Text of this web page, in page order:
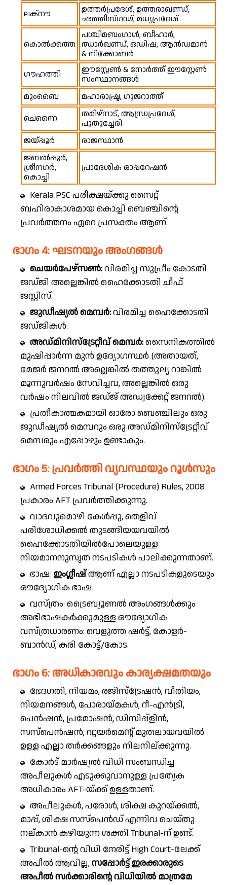
ലക്നൗ
ഉത്തർപ്രദേശ്, ഉത്തരാഖണ്ഡ്,
ഛത്തീസ്ഗഢ്, മധ്യപ്രദേശ്
കൊൽക്കത്ത
പശ്ചിമബംഗാൾ, ബീഹാർ,
ഝാർഖണ്ഡ്, ഒഡിഷ, ആൻഡമാൻ
& നിക്കോബർ
ഗൗഹത്തി
ഈസ്റ്റേൺ & നോർത്ത് ഈസ്റ്റേൺ
സംസ്ഥാനങ്ങൾ
മുംബൈ
മഹാരാഷ്ട്ര, ഗുജറാത്ത്
ചെന്നൈ
തമിഴ്നാട്, ആന്ധ്രപ്രദേശ്,
പുതുച്ചേരി
ജയ്പ്പൂർ
രാജസ്ഥാൻ
ജബൽപ്പൂർ,
ശ്രീനഗർ,
കൊച്ചി
പ്രാദേശിക ഓപ്പറേഷൻ
Kerala PSC പരീക്ഷയ്ക്കു സൈറ്റ്
ബഹിരാകാശമായ കൊച്ചി ബെഞ്ചിന്റെ
പ്രവർത്തനം ഏറെ പ്രസക്തം ആണ്.
ഭാഗം 4: ഘടനയും അംഗങ്ങൾ
ചെയർപേഴ്സൺ:വിരമിച്ച സുപ്രീം കോടതി
ജഡ്ജി അല്ലെങ്കിൽ ഹൈക്കോടതി ചീഫ്
ജസ്റ്റിസ്.
ജുഡീഷ്യൽ മെമ്പർ:വിരമിച്ച ഹൈക്കോടതി
ജഡ്ജികൾ.
അഡ്മിനിസ്ട്രേറ്റീവ് മെമ്പർ:സൈനികത്തിൽ
മുഷിപ്പാർന്ന മുൻ ഉദ്യോഗസ്ഥർ (അതായത്,
മേജർ ജനറൽ അല്ലെങ്കിൽ തത്തുല്യ റാങ്കിൽ
മൂന്നുവർഷം സേവിച്ചവ, അല്ലെങ്കിൽ ഒരു
വർഷം നിലവിൽ ജഡ്ജ് അഡ്വക്കേറ്റ് ജനറൽ).
പ്രതീകാത്മകമായി ഓരോ ബെഞ്ചിലും ഒരു
ജുഡീഷ്യൽ മെമ്പറും ഒരു അഡ്മിനിസ്ട്രേറ്റീവ്
മെമ്പരും എപ്പോഴും ഉണ്ടാകും.
ഭാഗം 5: പ്രവർത്തി വ്യവസ്ഥയും റൂൾസും
Armed Forces Tribunal (Procedure) Rules, 2008
പ്രകാരം AFT പ്രവർത്തിക്കുന്നു.
വാദവുമൊഴി കേൾപ്പു, തെളിവ്
പരിശോധിക്കൽ തുടങ്ങിയയവയിൽ
ഹൈക്കോടതിയിൽപോലെയുള്ള
നിയമാനനുസൃത നടപടികൾ പാലിക്കുന്നതാണ്.
ഭാഷ: ഇംഗ്ലീഷ്ആണ് എല്ലാ നടപടികളുടെയും
ഔദ്യോഗിക ഭാഷ.
വസ്ത്രം: ട്രൈബ്യൂണൽ അംഗങ്ങൾക്കും
അഭിഭാഷകർക്കുമുള്ള ഔദ്യോഗിക
വസ്ത്രധാരണം: വെളുത്ത ഷർട്ട്, കോളർ-
ബാൻഡ്, കരി കോട്ട്/കോട.
ഭാഗം 6: അധികാരവും കാര്യക്ഷമതയും
ഭേദഗതി, നിയമം, രജിസ്ട്രേഷൻ, വീതിയം,
നിയമനങ്ങൾ, പോരായ്മകൾ, റീ-എൻട്രി,
പെൻഷൻ, പ്രമോഷൻ, ഡിസിപ്പ്ളിൻ,
സസ്പെൻഷൻ, ററ്റയർമെന്റ് മുതലായവയിൽ
ഉള്ള എല്ലാ തർക്കങ്ങളും നിലനില്ക്കുന്നു.
കോർട് മാർഷ്യൽ വിധി സംബന്ധിച്ച
അപീലുകൾ എടുക്കുവാനുള്ള പ്രത്യേക
അധികാരം AFT-യ്ക്ക് ഉള്ളതാണ്.
അപീലുകൾ, പരോൾ, ശിക്ഷ കുറയ്ക്കൽ,
മാപ്പ്, ശിക്ഷ സസ്പെൻഡ് എന്നിവ ചെയ്തു
നല്കാൻ കഴിയുന്ന ശക്തി Tribunal-ന് ഉണ്ട്.
Tribunal-ന്റെ വിധി നേരിട്ട് High Court-ലേക്ക്
അപീൽ ആവില്ല,സപ്പോർട്ട് ഇരക്കാരുടെ
അപീൽ സർക്കാരിന്റെ വിധിയിൽ മാത്രമേ